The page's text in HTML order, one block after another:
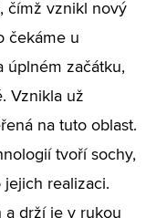
čímž vznikl nový
čekáme u
úplném začátku,
Vznikla už
na tuto oblast.
tvoří sochy,
realizaci.
a drží je v rukou